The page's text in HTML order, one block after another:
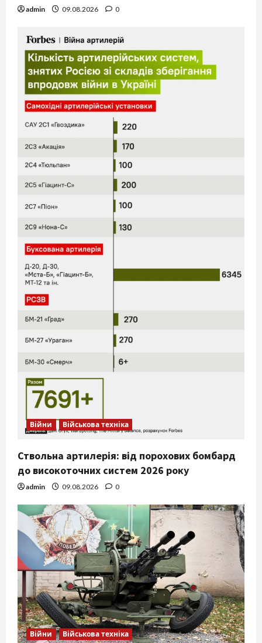
admin 09.08.2026 0
Війни Військова техніка
Ствольна артилерія: від порохових бомбард
до високоточних систем 2026 року
admin 09.08.2026 0
Війни Військова техніка